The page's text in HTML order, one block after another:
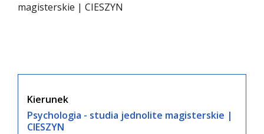
magisterskie | CIESZYN
Kierunek
Psychologia - studia jednolite magisterskie |
CIESZYN